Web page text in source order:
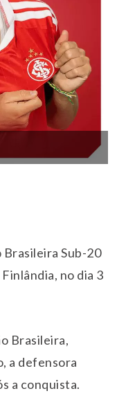
Sub-20
no dia 3
Brasileira,
a defensora
a conquista.